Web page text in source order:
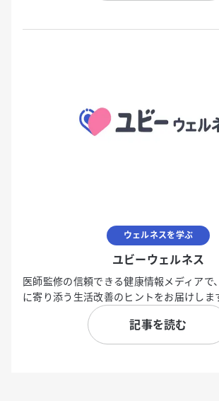
ウェルネスを学ぶ
ユビーウェルネス
医師監修の信頼できる健康情報メディアで
に寄り添う生活改善のヒントをお届けしま
記事を読む